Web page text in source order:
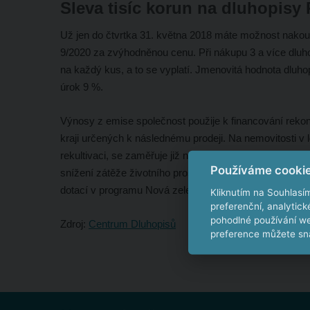
Sleva tisíc korun na dluhopisy
Už jen do čtvrtka 31. května 2018 máte možnost
9/2020 za zvýhodněnou cenu. Při nákupu 3 a více
na každý kus, a to se vyplatí. Jmenovitá hodnota
úrok 9 %.
Výnosy z emise společnost použije k financování
kraji určených k následnému prodeji. Na nemovitosti v
rekultivaci, se zaměřuje již několik let a implementuje
snížení zátěže životního prostředí, které jsou až do
dotací v programu Nová zelená úsporám. Dluhopisy
Zdroj: Centrum Dluhopisů
Používáme
Kliknutím na
preferenční,
pohodlné používání
preference můžete